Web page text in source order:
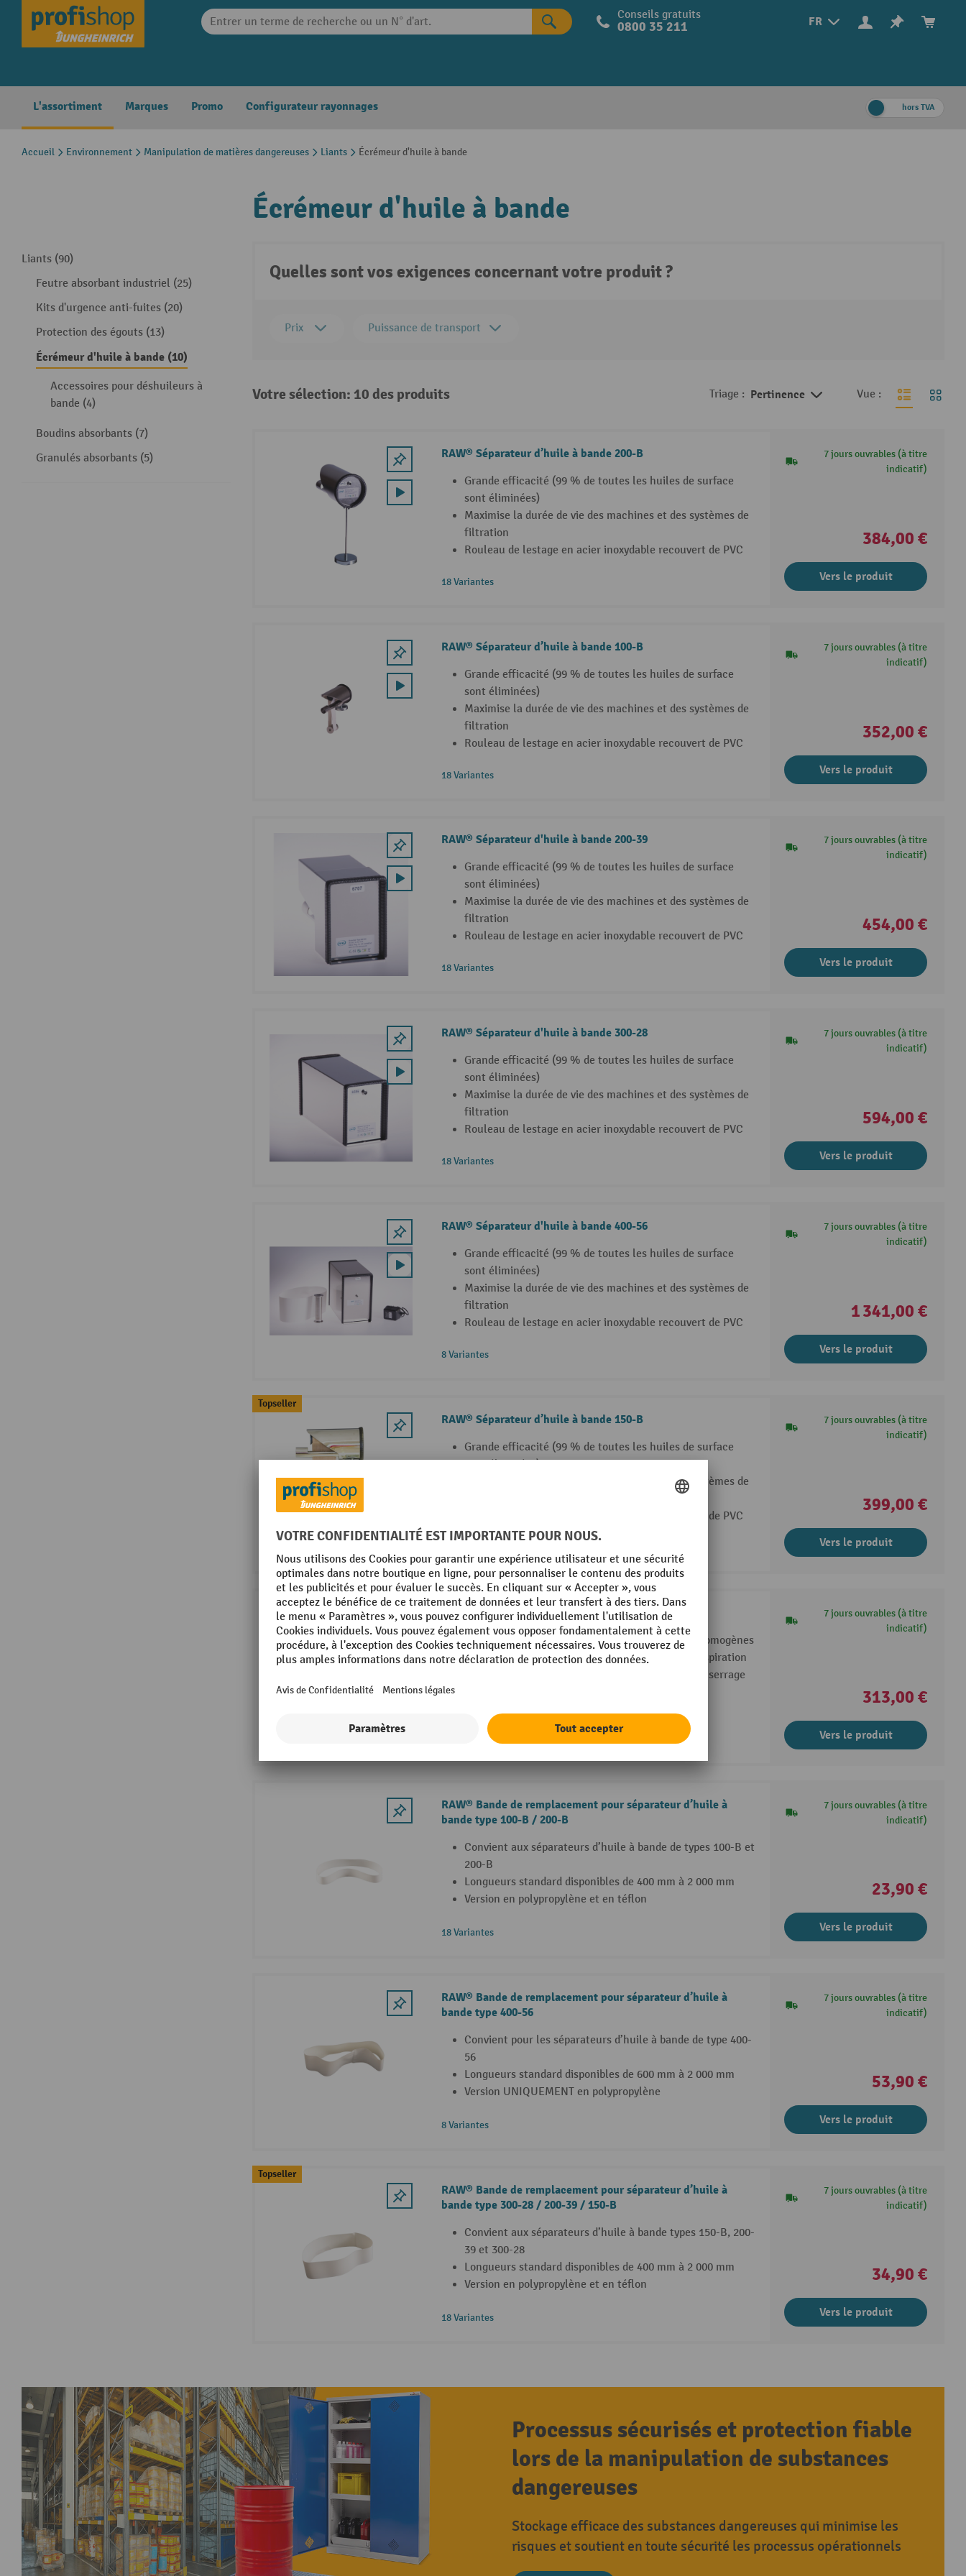
Skip to main navigation FR
Conseils gratuits
0800 35 211
L'assortiment Marques Promo Configurateur rayonnages hors TVA
Accueil Environnement Manipulation de matières dangereuses Liants Écrémeur d'huile à bande
Liants (90)
Feutre absorbant industriel (25)
Kits d'urgence anti-fuites (20)
Protection des égouts (13)
Écrémeur d'huile à bande (10)
Accessoires pour déshuileurs à
bande (4)
Boudins absorbants (7)
Granulés absorbants (5)
Écrémeur d'huile à bande
Quelles sont vos exigences concernant votre produit ?
Prix Puissance de transport
Votre sélection: 10 des produits Triage : Pertinence Vue :
RAW® Séparateur d’huile à bande 200-B
Grande efficacité (99 % de toutes les huiles de surface
sont éliminées)
Maximise la durée de vie des machines et des systèmes de
filtration
Rouleau de lestage en acier inoxydable recouvert de PVC
18 Variantes
7 jours ouvrables (à titre
indicatif)
384,00 €
Vers le produit
RAW® Séparateur d’huile à bande 100-B
Grande efficacité (99 % de toutes les huiles de surface
sont éliminées)
Maximise la durée de vie des machines et des systèmes de
filtration
Rouleau de lestage en acier inoxydable recouvert de PVC
18 Variantes
7 jours ouvrables (à titre
indicatif)
352,00 €
Vers le produit
RAW® Séparateur d'huile à bande 200-39
Grande efficacité (99 % de toutes les huiles de surface
sont éliminées)
Maximise la durée de vie des machines et des systèmes de
filtration
Rouleau de lestage en acier inoxydable recouvert de PVC
18 Variantes
7 jours ouvrables (à titre
indicatif)
454,00 €
Vers le produit
RAW® Séparateur d'huile à bande 300-28
Grande efficacité (99 % de toutes les huiles de surface
sont éliminées)
Maximise la durée de vie des machines et des systèmes de
filtration
Rouleau de lestage en acier inoxydable recouvert de PVC
18 Variantes
7 jours ouvrables (à titre
indicatif)
594,00 €
Vers le produit
RAW® Séparateur d'huile à bande 400-56
Grande efficacité (99 % de toutes les huiles de surface
sont éliminées)
Maximise la durée de vie des machines et des systèmes de
filtration
Rouleau de lestage en acier inoxydable recouvert de PVC
8 Variantes
7 jours ouvrables (à titre
indicatif)
1 341,00 €
Vers le produit
Topseller
RAW® Séparateur d’huile à bande 150-B
Grande efficacité (99 % de toutes les huiles de surface
sont éliminées)
Maximise la durée de vie des machines et des systèmes de
Rouleau de lestage en acier inoxydable recouvert de PVC
7 jours ouvrables (à titre
indicatif)
399,00 €
Vers le produit
RAW® Vanne de mélange type 60 pour émulsions
Facilite le mélange d’émulsions et de solutions homogènes
Volume de livraison : Vanne de mélange, tube d’aspiration
(en 2 parties), tuyau de raccordement, colliers de serrage
7 jours ouvrables (à titre
indicatif)
313,00 €
Vers le produit
RAW® Bande de remplacement pour séparateur d’huile à
bande type 100-B / 200-B
Convient aux séparateurs d’huile à bande de types 100-B et
200-B
Longueurs standard disponibles de 400 mm à 2 000 mm
Version en polypropylène et en téflon
18 Variantes
7 jours ouvrables (à titre
indicatif)
23,90 €
Vers le produit
RAW® Bande de remplacement pour séparateur d’huile à
bande type 400-56
Convient pour les séparateurs d’huile à bande de type 400-
56
Longueurs standard disponibles de 600 mm à 2 000 mm
Version UNIQUEMENT en polypropylène
8 Variantes
7 jours ouvrables (à titre
indicatif)
53,90 €
Vers le produit
Topseller
RAW® Bande de remplacement pour séparateur d’huile à
bande type 300-28 / 200-39 / 150-B
Convient aux séparateurs d’huile à bande types 150-B, 200-
39 et 300-28
Longueurs standard disponibles de 400 mm à 2 000 mm
Version en polypropylène et en téflon
18 Variantes
7 jours ouvrables (à titre
indicatif)
34,90 €
Vers le produit
Processus sécurisés et protection fiable
lors de la manipulation de substances
dangereuses
Stockage efficace des substances dangereuses qui minimise les
risques et soutient en toute sécurité les processus opérationnels